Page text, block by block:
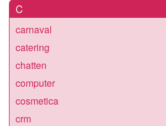
C
carnaval
catering
chatten
computer
cosmetica
crm